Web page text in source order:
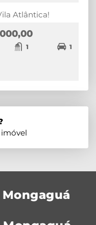
Atlântica!
1 1